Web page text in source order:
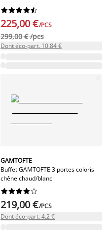






225,00 €/PCS
299,00 € /pcs
Dont éco-part. 10.84 €
GAMTOFTE
Buffet GAMTOFTE 3 portes coloris
chêne chaud/blanc






219,00 €/PCS
Dont éco-part. 4.2 €